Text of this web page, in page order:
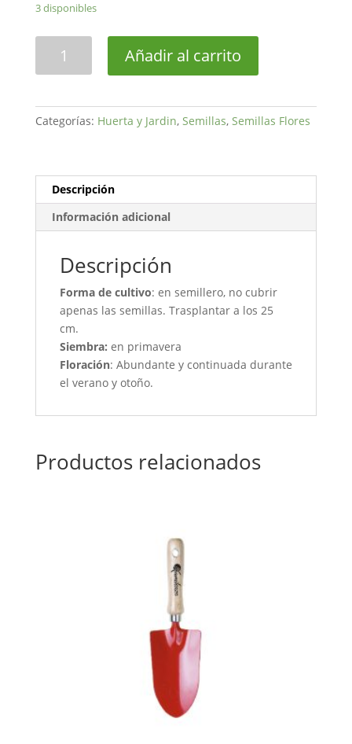
3 disponibles
Petunia
Blanca
Añadir al carrito
Categorías: Huerta y Jardin, Semillas, Semillas Flores
Descripción
Información adicional
Descripción
Forma de cultivo: en semillero, no cubrir
apenas las semillas. Trasplantar a los 25
cm.
Siembra: en primavera
Floración: Abundante y continuada durante
el verano y otoño.
Productos relacionados